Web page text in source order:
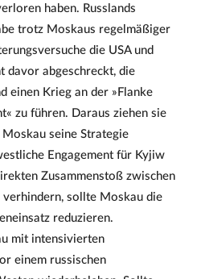
haben. Russlands
trotz Moskaus regelmäßiger
die USA und
davor abgeschreckt, die
einen Krieg an der »Flanke
zu führen. Daraus ziehen sie
Moskau seine Strategie
Engagement für Kyjiw
Zusammenstoß zwischen
verhindern, sollte Moskau die
reduzieren.
mit intensivierten
einem russischen